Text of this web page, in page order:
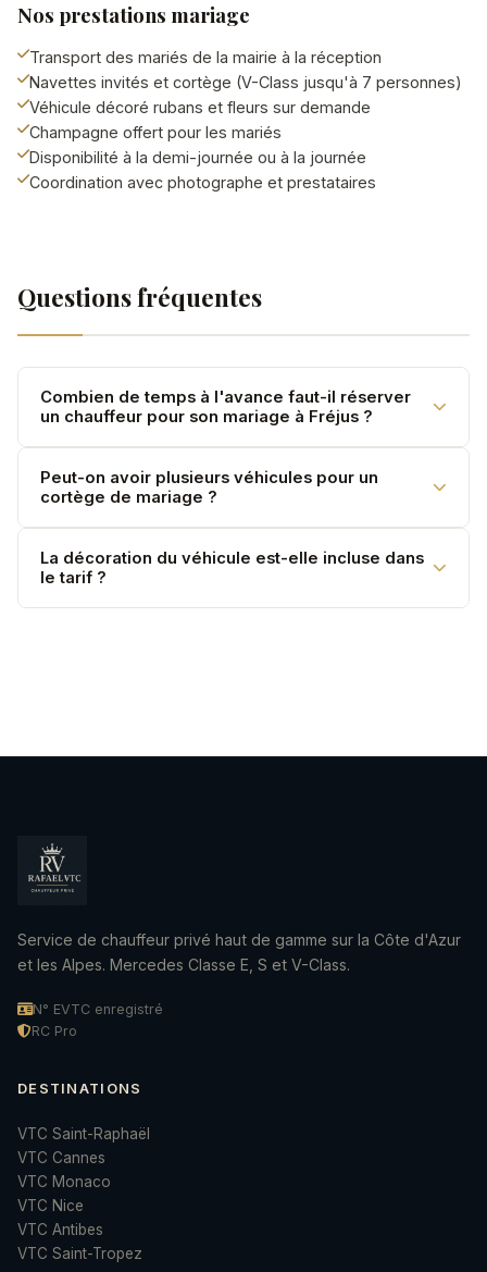
Nos prestations mariage
Transport des mariés de la mairie à la réception
Navettes invités et cortège (V-Class jusqu'à 7 personnes)
Véhicule décoré rubans et fleurs sur demande
Champagne offert pour les mariés
Disponibilité à la demi-journée ou à la journée
Coordination avec photographe et prestataires
Questions fréquentes
Combien de temps à l'avance faut-il réserver
un chauffeur pour son mariage à Fréjus ?
Nous recommandons de réserver 3 à 6 mois à
l'avance, surtout en haute saison (mai–septembre).
Les samedis sont rapidement complets.
Peut-on avoir plusieurs véhicules pour un
cortège de mariage ?
Oui. Rafael VTC peut coordonner plusieurs véhicules
(Classe S pour les mariés, V-Class pour les familles).
Contactez-nous pour un devis groupe.
La décoration du véhicule est-elle incluse dans
le tarif ?
Service de chauffeur privé haut de gamme sur la Côte d'Azur
et les Alpes. Mercedes Classe E, S et V-Class.
N° EVTC enregistré
RC Pro
DESTINATIONS
VTC Saint-Raphaël
VTC Cannes
VTC Monaco
VTC Nice
VTC Antibes
VTC Saint-Tropez